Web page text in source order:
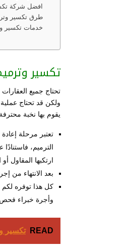
افضل شركة
طرق تكسير
خدمات تكسير
تكسير
تحتاج جميع
ولكن قد تحتاج
يقوم بها نخبة
تعتبر مرحلة
الترميم،
ارتكبها المقاول
بعد الانتهاء من
كل هذا توفره لكم
وأجرة خبراء
READ تكسير